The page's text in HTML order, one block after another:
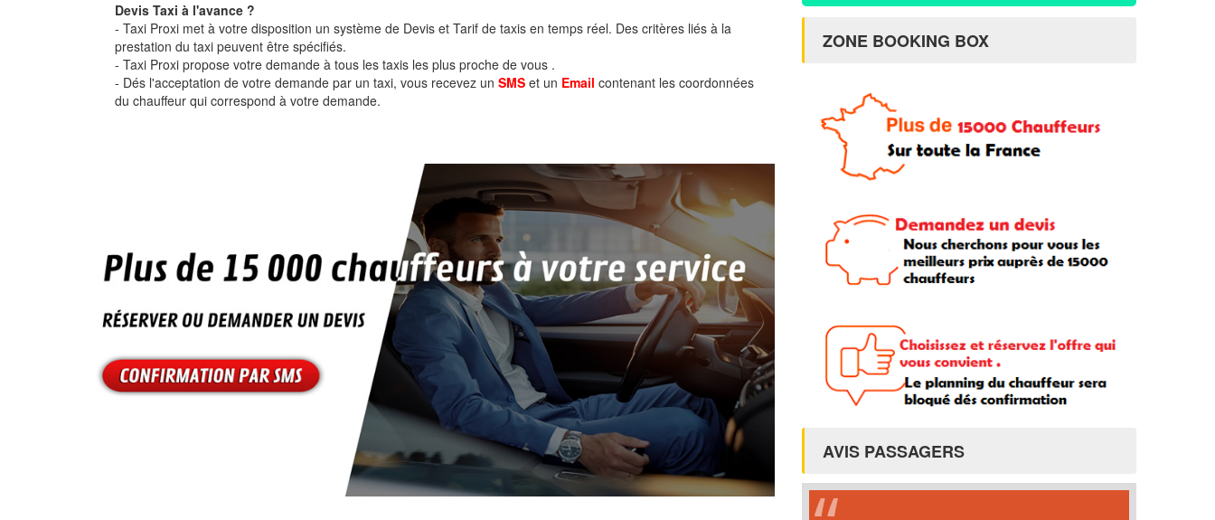
Devis Taxi à l'avance ?
- Taxi Proxi met à votre disposition un système de Devis et Tarif de taxis en temps réel. Des critères liés à la
prestation du taxi peuvent être spécifiés.
- Taxi Proxi propose votre demande à tous les taxis les plus proche de vous .
- Dés l'acceptation de votre demande par un taxi, vous recevez un SMS et un Email contenant les coordonnées
du chauffeur qui correspond à votre demande.
ZONE BOOKING BOX
AVIS PASSAGERS